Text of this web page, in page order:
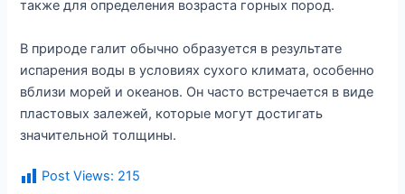
также для определения возраста горных пород.
В природе галит обычно образуется в результате
испарения воды в условиях сухого климата, особенно
вблизи морей и океанов. Он часто встречается в виде
пластовых залежей, которые могут достигать
значительной толщины.
Post Views: 215